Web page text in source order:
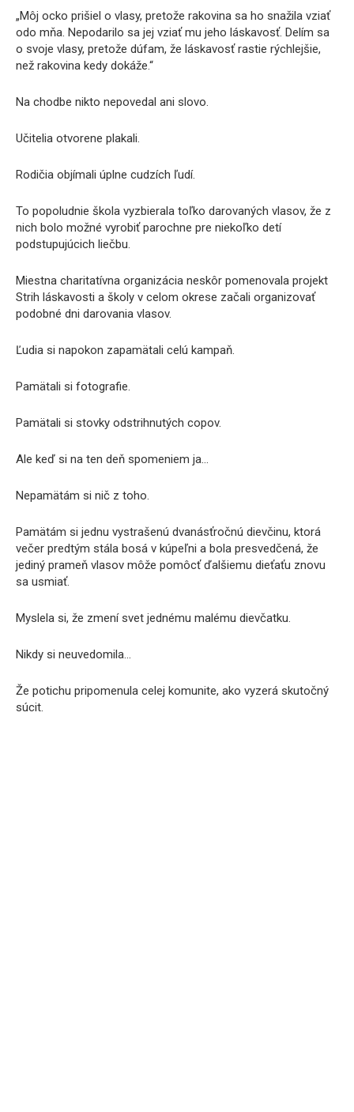
„Môj ocko prišiel o vlasy, pretože rakovina sa ho snažila vziať
odo mňa. Nepodarilo sa jej vziať mu jeho láskavosť. Delím sa
o svoje vlasy, pretože dúfam, že láskavosť rastie rýchlejšie,
než rakovina kedy dokáže.“
Na chodbe nikto nepovedal ani slovo.
Učitelia otvorene plakali.
Rodičia objímali úplne cudzích ľudí.
To popoludnie škola vyzbierala toľko darovaných vlasov, že z
nich bolo možné vyrobiť parochne pre niekoľko detí
podstupujúcich liečbu.
Miestna charitatívna organizácia neskôr pomenovala projekt
Strih láskavosti a školy v celom okrese začali organizovať
podobné dni darovania vlasov.
Ľudia si napokon zapamätali celú kampaň.
Pamätali si fotografie.
Pamätali si stovky odstrihnutých copov.
Ale keď si na ten deň spomeniem ja…
Nepamätám si nič z toho.
Pamätám si jednu vystrašenú dvanásťročnú dievčinu, ktorá
večer predtým stála bosá v kúpeľni a bola presvedčená, že
jediný prameň vlasov môže pomôcť ďalšiemu dieťaťu znovu
sa usmiať.
Myslela si, že zmení svet jednému malému dievčatku.
Nikdy si neuvedomila…
Že potichu pripomenula celej komunite, ako vyzerá skutočný
súcit.